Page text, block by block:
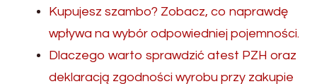
Kupujesz szambo? Zobacz, co naprawdę
wpływa na wybór odpowiedniej pojemności.
Dlaczego warto sprawdzić atest PZH oraz
deklaracją zgodności wyrobu przy zakupie